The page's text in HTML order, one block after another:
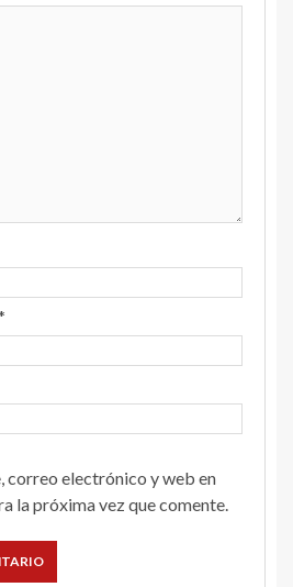
correo electrónico y web en
la próxima vez que comente.